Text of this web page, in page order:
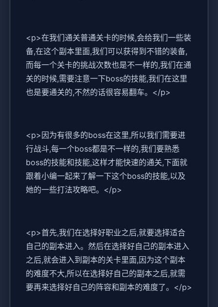
<p>在我们通关普通关卡的时候,会给我们一些装
备,在这个副本里面,我们可以获得到不错的装备,
而每一个关卡的挑战次数也是不一样的,我们在通
关的时候,需要注意一下boss的技能,我们在这里
也是要通关的,不然的话很容易翻车。</p>
<p>因为有很多的boss在这里,所以我们需要进
行战斗,每一个boss都是不一样的,我们要熟悉
boss的技能和技能,这样才能快速的通关,下面就
跟着小编一起来了解一下这个boss的技能,以及
她的一些打法攻略吧。</p>
<p>首先,我们在选择好职业之后,就要选择适合
自己的副本进入。然后在选择好自己的副本进入
之后,就会进入到副本的关卡里面,因为这个副本
的难度不大,所以在选择好自己的副本之后,就需
要再来选择好自己的阵容和副本的难度了。</p>